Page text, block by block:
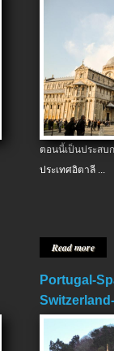
ตอนนี้เป็นประส
ประเทศอิตาลี ...
Read more
Portugal-